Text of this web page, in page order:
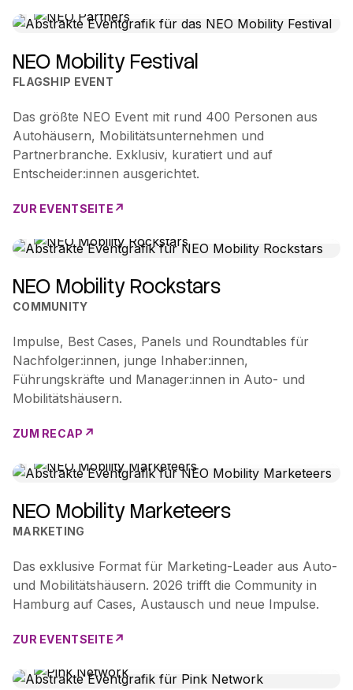
NEO Mobility Festival
FLAGSHIP EVENT
Das größte NEO Event mit rund 400 Personen aus
Autohäusern, Mobilitätsunternehmen und
Partnerbranche. Exklusiv, kuratiert und auf
Entscheider:innen ausgerichtet.
ZUR EVENTSEITE
NEO Mobility Rockstars
COMMUNITY
Impulse, Best Cases, Panels und Roundtables für
Nachfolger:innen, junge Inhaber:innen,
Führungskräfte und Manager:innen in Auto- und
Mobilitätshäusern.
ZUM RECAP
NEO Mobility Marketeers
MARKETING
Das exklusive Format für Marketing-Leader aus Auto-
und Mobilitätshäusern. 2026 trifft die Community in
Hamburg auf Cases, Austausch und neue Impulse.
ZUR EVENTSEITE